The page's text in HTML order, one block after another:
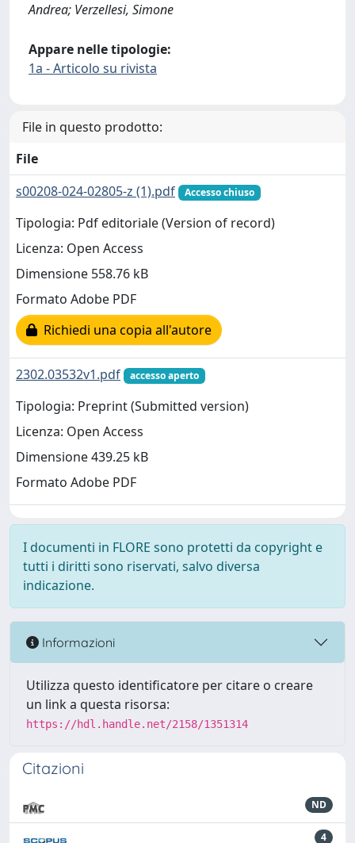
Andrea; Verzellesi, Simone
Appare nelle tipologie:
1a - Articolo su rivista
File in questo prodotto:
File
s00208-024-02805-z (1).pdf
Accesso chiuso
Tipologia: Pdf editoriale (Version of record)
Licenza: Open Access
Dimensione 558.76 kB
Formato Adobe PDF
Richiedi una copia all'autore
2302.03532v1.pdf accesso aperto
Tipologia: Preprint (Submitted version)
Licenza: Open Access
Dimensione 439.25 kB
Formato Adobe PDF
I documenti in FLORE sono protetti da copyright e
tutti i diritti sono riservati, salvo diversa
indicazione.
Informazioni
Utilizza questo identificatore per citare o creare
un link a questa risorsa:
https://hdl.handle.net/2158/1351314
Citazioni
ND
4